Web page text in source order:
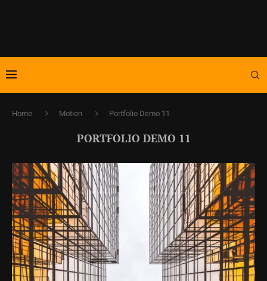
Home Motion Portfolio Demo 11
PORTFOLIO DEMO 11